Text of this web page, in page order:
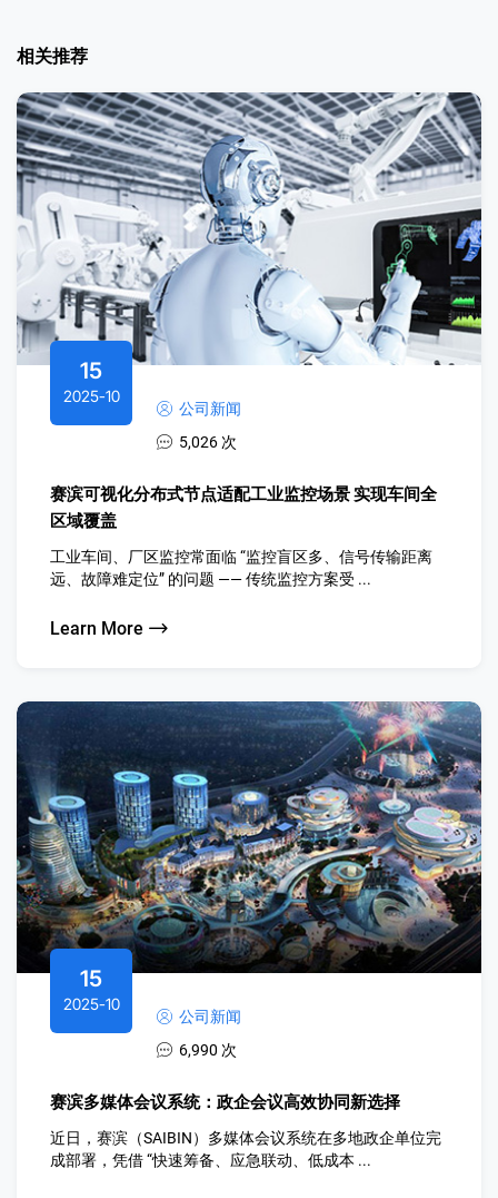
相关推荐
15
2025-10
公司新闻
5,026 次
赛滨可视化分布式节点适配工业监控场景 实现车间全
区域覆盖
工业车间、厂区监控常面临 “监控盲区多、信号传输距离
远、故障难定位” 的问题 —— 传统监控方案受 ...
Learn More
15
2025-10
公司新闻
6,990 次
赛滨多媒体会议系统：政企会议高效协同新选择
近日，赛滨（SAIBIN）多媒体会议系统在多地政企单位完
成部署，凭借 “快速筹备、应急联动、低成本 ...